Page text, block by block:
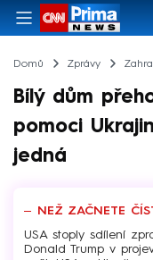
Domů Zprávy
Bílý dům
pomoci
jedná
NEŽ ZAČNETE
USA stoply sdílení
Donald Trump v